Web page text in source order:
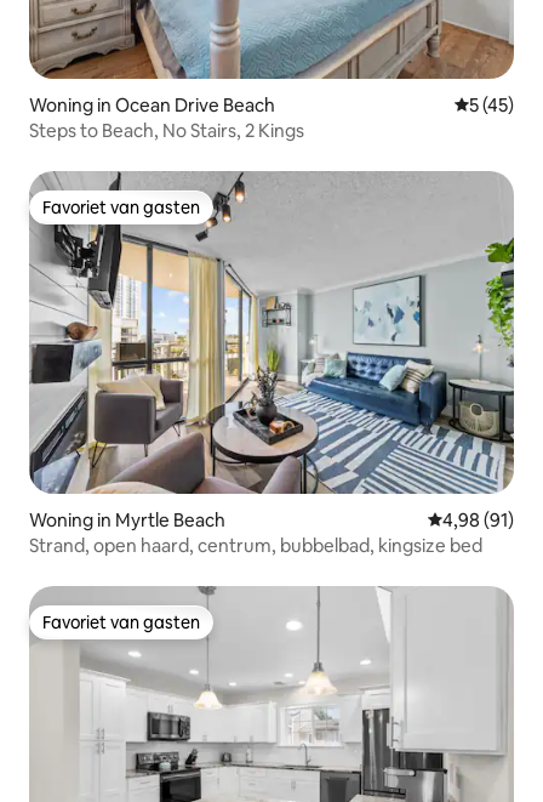
Woning in Ocean Drive Beach
5 (45)
Steps to Beach, No Stairs, 2 Kings
Favoriet van gasten
Favoriet van gasten
Woning in Myrtle Beach Gemiddelde
4,98 (91)
Strand, open haard, centrum, bubbelbad, kingsize bed
Favoriet van gasten
Favoriet van gasten